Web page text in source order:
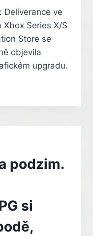
Deliverance ve
Series X/S
Store se
objevila
upgradu.
podzim.
si